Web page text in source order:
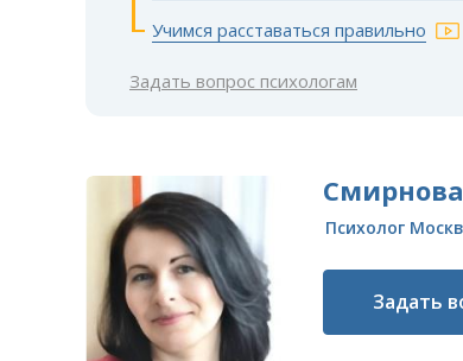
Учимся расставаться правильно
Задать вопрос психологам
Психолог
Задать